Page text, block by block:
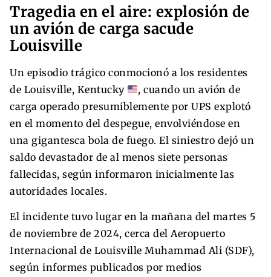
Tragedia en el aire: explosión de
un avión de carga sacude
Louisville
Un episodio trágico conmocionó a los residentes
de Louisville, Kentucky
, cuando un avión de
carga operado presumiblemente por UPS explotó
en el momento del despegue, envolviéndose en
una gigantesca bola de fuego. El siniestro dejó un
saldo devastador de al menos siete personas
fallecidas, según informaron inicialmente las
autoridades locales.
El incidente tuvo lugar en la mañana del martes 5
de noviembre de 2024, cerca del Aeropuerto
Internacional de Louisville Muhammad Ali (SDF),
según informes publicados por medios